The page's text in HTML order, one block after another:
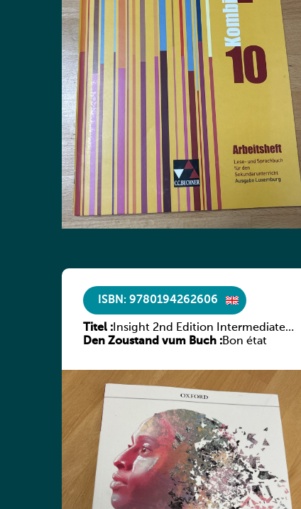
ISBN: 9780194262606
Titel :Insight 2nd Edition Intermediate
Workbook
Den Zoustand vum Buch :Bon état